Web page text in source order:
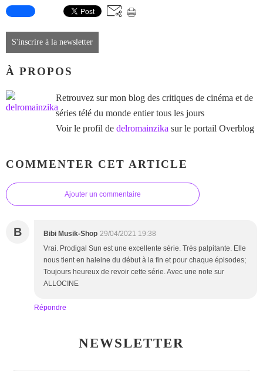
S'inscrire à la newsletter
À PROPOS
Retrouvez sur mon blog des critiques de cinéma et de
séries télé du monde entier tous les jours
Voir le profil de delromainzika sur le portail Overblog
COMMENTER CET ARTICLE
Ajouter un commentaire
B Bibi Musik-Shop 29/04/2021 19:38
Vrai. Prodigal Sun est une excellente série. Très palpitante. Elle
nous tient en haleine du début à la fin et pour chaque épisodes;
Toujours heureux de revoir cette série. Avec une note sur
ALLOCINE
Répondre
NEWSLETTER